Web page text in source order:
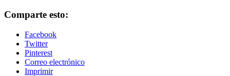
Comparte esto:
Facebook
Twitter
Pinterest
Correo electrónico
Imprimir